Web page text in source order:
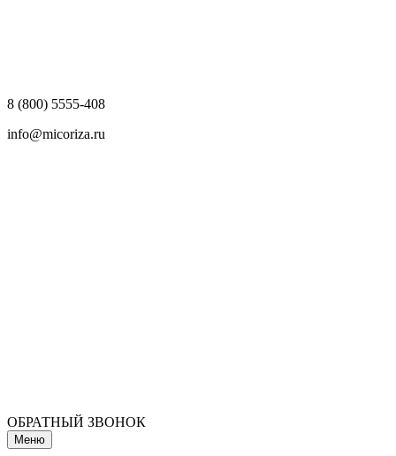
8 (800) 5555-408
info@micoriza.ru
ОБРАТНЫЙ ЗВОНОК
Меню